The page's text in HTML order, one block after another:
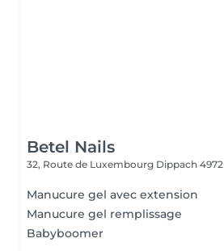
Betel Nails
32, Route de Luxembourg Dippach 4972
Manucure gel avec extension
Manucure gel remplissage
Babyboomer